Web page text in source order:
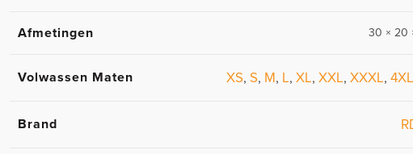
Afmetingen 30 × 20
Volwassen Maten XS, S, M, L, XL, XXL, XXXL, 4XL
Brand